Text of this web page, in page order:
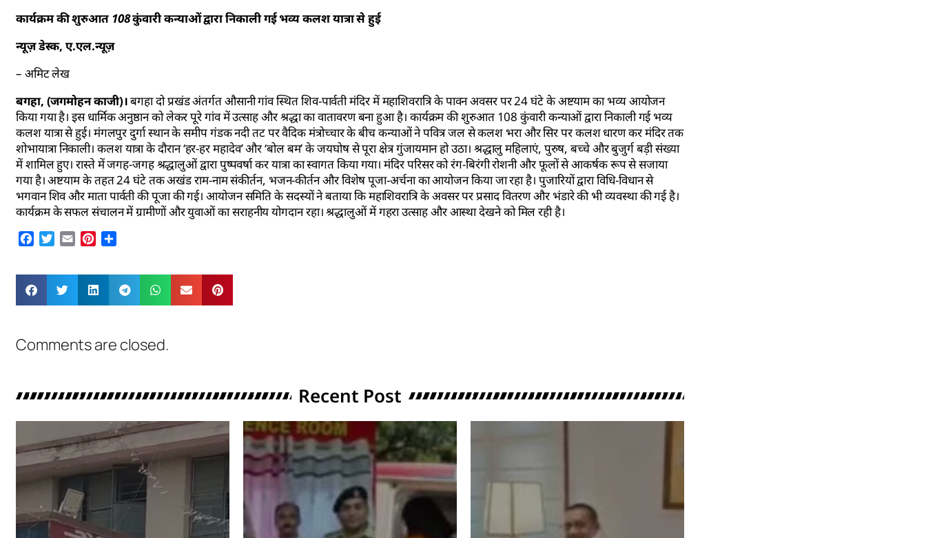
कार्यक्रम की शुरुआत 108 कुंवारी कन्याओं द्वारा निकाली गई भव्य कलश यात्रा से हुई
न्यूज़ डेस्क, ए.एल.न्यूज़
– अमिट लेख
बगहा, (जगमोहन काजी)।बगहा दो प्रखंड अंतर्गत औसानी गांव स्थित शिव-पार्वती मंदिर में महाशिवरात्रि के पावन अवसर पर 24 घंटे के अष्टयाम का भव्य आयोजन
किया गया है। इस धार्मिक अनुष्ठान को लेकर पूरे गांव में उत्साह और श्रद्धा का वातावरण बना हुआ है। कार्यक्रम की शुरुआत 108 कुंवारी कन्याओं द्वारा निकाली गई भव्य
कलश यात्रा से हुई। मंगलपुर दुर्गा स्थान के समीप गंडक नदी तट पर वैदिक मंत्रोच्चार के बीच कन्याओं ने पवित्र जल से कलश भरा और सिर पर कलश धारण कर मंदिर तक
शोभायात्रा निकाली। कलश यात्रा के दौरान ‘हर-हर महादेव’ और ‘बोल बम’ के जयघोष से पूरा क्षेत्र गुंजायमान हो उठा। श्रद्धालु महिलाएं, पुरुष, बच्चे और बुजुर्ग बड़ी संख्या
में शामिल हुए। रास्ते में जगह-जगह श्रद्धालुओं द्वारा पुष्पवर्षा कर यात्रा का स्वागत किया गया। मंदिर परिसर को रंग-बिरंगी रोशनी और फूलों से आकर्षक रूप से सजाया
गया है। अष्टयाम के तहत 24 घंटे तक अखंड राम-नाम संकीर्तन, भजन-कीर्तन और विशेष पूजा-अर्चना का आयोजन किया जा रहा है। पुजारियों द्वारा विधि-विधान से
भगवान शिव और माता पार्वती की पूजा की गई। आयोजन समिति के सदस्यों ने बताया कि महाशिवरात्रि के अवसर पर प्रसाद वितरण और भंडारे की भी व्यवस्था की गई है।
कार्यक्रम के सफल संचालन में ग्रामीणों और युवाओं का सराहनीय योगदान रहा। श्रद्धालुओं में गहरा उत्साह और आस्था देखने को मिल रही है।
Facebook
Twitter
Email Pinterest
Comments are closed.
Recent Post